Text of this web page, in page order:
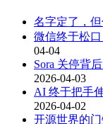
名字定了，
微信终于松
04-04
Sora 关停背
2026-04-03
AI 终于把手
2026-04-02
开源世界的